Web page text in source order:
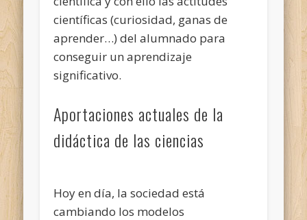
científicas (curiosidad, ganas de
aprender…) del alumnado para
conseguir un aprendizaje
significativo.
Aportaciones actuales de la
didáctica de las ciencias
Hoy en día, la sociedad está
cambiando los modelos